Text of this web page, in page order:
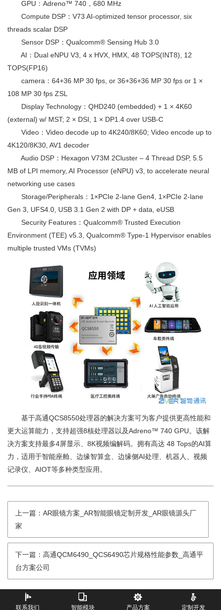
GPU：Adreno™ 740，680 MHz
Compute DSP：V73 AI-optimized tensor processor, six
threads scalar DSP
Sensor DSP：Qualcomm® Sensing Hub 3.0
AI：Dual eNPU V3, 4 x HVX, HMX, 48 TOPS(INT8), 12
TOPS(FP16)
camera：64+36 MP 30 fps, or 36+36+36 MP 30 fps or 1 ×
108 MP 30 fps ZSL
Display Technology：QHD240 (embedded) + 1 × 4K60
(external) w/ MST; 2 × DSI, 1 × DP1.4 over USB-C
Video：Video decode up to 4K240/8K60; Video encode up to
4K120/8K30, AV1 decoder
Audio DSP：Hexagon V73M 2Cluster – 4 Thread DSP, 5.5
MB of LPI memory, AI Processor (eNPU) v3, to accelerate neural
networking use cases
Storage/Peripherals：1×PCIe 2-lane Gen4, 1×PCIe 2-lane
Gen 3, UFS4.0, USB 3.1 Gen 2 with DP + data, eUSB
Security Features：Qualcomm® Trusted Execution
Environment (TEE) v5.3, Qualcomm® Type-1 Hypervisor enables
multiple trusted VMs (TVMs)
基于高通QCS8550处理器的解决方案可为客户提供更高性能和
更大运算能力，支持超强8核处理器以及Adreno™ 740 GPU。该解
决方案支持最多4屏显示、8K视频编解码。拥有高达 48 Tops的AI算
力，适用于智能座舱、边缘智算盒、边缘侧AI处理、机器人、视频
记录仪、AIOT等多种类型应用。
上一篇：AR眼镜方案_AR智能眼镜定制开发_AR眼镜源头厂
家
下一篇：高通QCM6490_QCS6490芯片规格性能参数_高通平
台方案公司
联系我们 智能模块 产品方案 定制开发